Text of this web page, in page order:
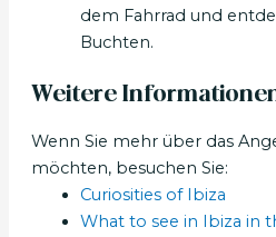
dem Fahrrad und
Buchten.
Weitere
Wenn Sie mehr über das
möchten, besuchen Sie:
Curiosities of Ibiza
What to see in Ibiza in